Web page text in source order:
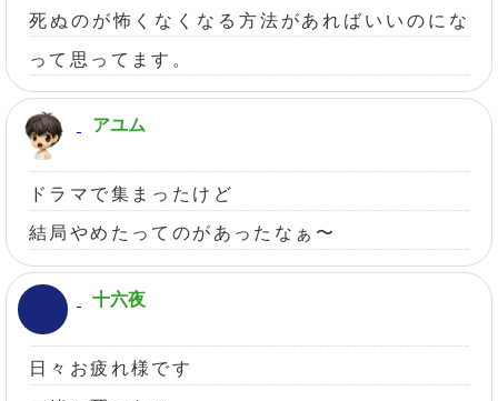
死ぬのが怖くなくなる方法があればいいのにな
って思ってます。
アユム
ドラマで集まったけど
結局やめたってのがあったなぁ〜
十六夜
日々お疲れ様です